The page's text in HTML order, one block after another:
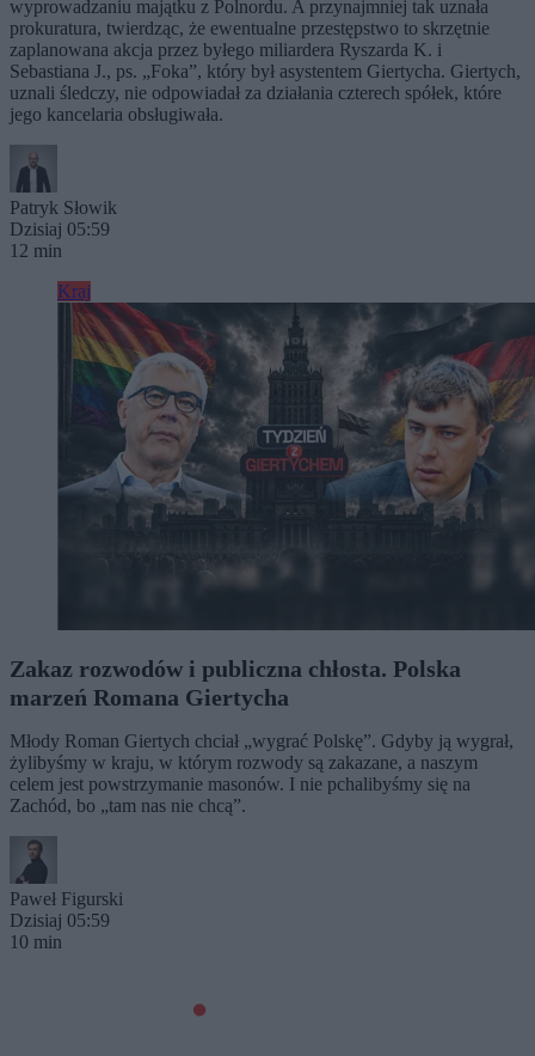
wyprowadzaniu majątku z Polnordu. A przynajmniej tak uznała
prokuratura, twierdząc, że ewentualne przestępstwo to skrzętnie
zaplanowana akcja przez byłego miliardera Ryszarda K. i
Sebastiana J., ps. „Foka”, który był asystentem Giertycha. Giertych,
uznali śledczy, nie odpowiadał za działania czterech spółek, które
jego kancelaria obsługiwała.
Patryk Słowik
Dzisiaj 05:59
12 min
Kraj
Zakaz rozwodów i publiczna chłosta. Polska
marzeń Romana Giertycha
Młody Roman Giertych chciał „wygrać Polskę”. Gdyby ją wygrał,
żylibyśmy w kraju, w którym rozwody są zakazane, a naszym
celem jest powstrzymanie masonów. I nie pchalibyśmy się na
Zachód, bo „tam nas nie chcą”.
Paweł Figurski
Dzisiaj 05:59
10 min